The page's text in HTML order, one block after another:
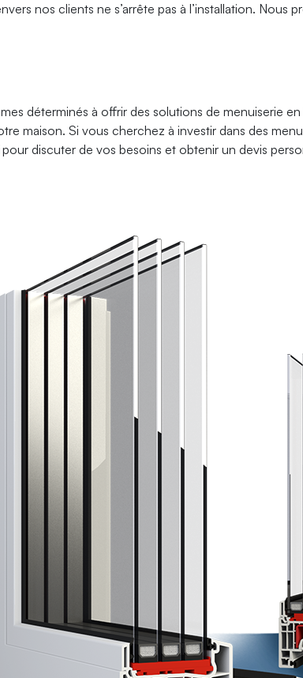
nos clients ne s’arrête pas à l’installation.
déterminés à offrir des solutions de menuiserie
maison. Si vous cherchez à investir dans des
discuter de vos besoins et obtenir un devis